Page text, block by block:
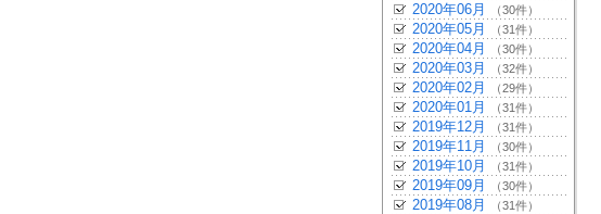
2020年06月 （30件）
2020年05月 （31件）
2020年04月 （30件）
2020年03月 （32件）
2020年02月 （29件）
2020年01月 （31件）
2019年12月 （31件）
2019年11月 （30件）
2019年10月 （31件）
2019年09月 （30件）
2019年08月 （31件）